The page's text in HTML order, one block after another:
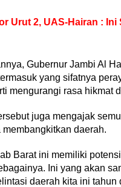
Urut 2, UAS-Hairan :
Gubernur Jambi Al
yang sifatnya
mengurangi rasa hikmat
juga mengajak
daerah.
Barat ini memiliki
Ini yang akan
daerah kita ini